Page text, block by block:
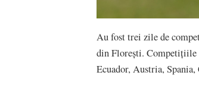
Au fost trei zile de
din Florești. Competițiile
Ecuador, Austria,